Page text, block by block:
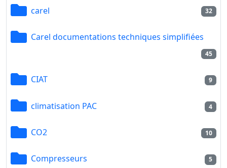
carel 32
Carel documentations techniques simplifiées
45
CIAT 9
climatisation PAC 4
CO2 10
Compresseurs 5